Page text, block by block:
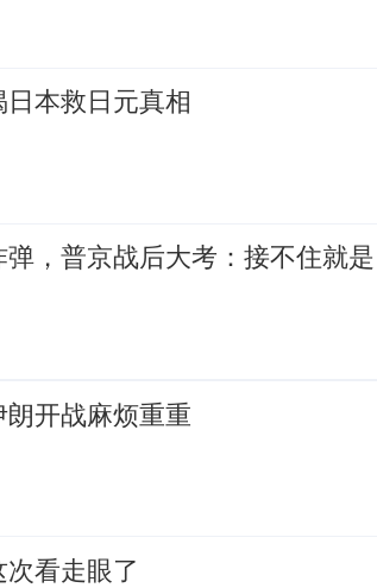
本救日元真相
，普京战后大考：接不住就是
开战麻烦重重
看走眼了